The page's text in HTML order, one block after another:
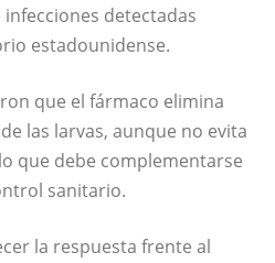
detectadas
estadounidense.
que el fármaco elimina
las larvas, aunque no evita
que debe complementarse
sanitario.
la respuesta frente al